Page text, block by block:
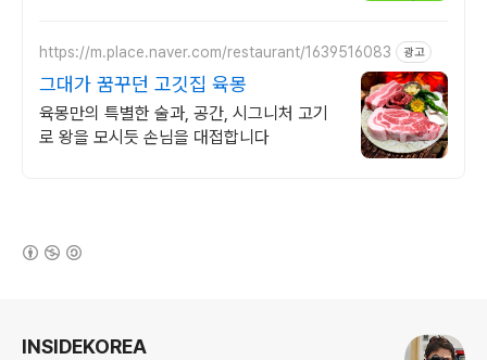
https://m.place.naver.com/restaurant/1639516083 광고
그대가 꿈꾸던 고깃집 육몽
육몽만의 특별한 술과, 공간, 시그니처 고기
로 왕을 모시듯 손님을 대접합니다
INSIDEKOREA